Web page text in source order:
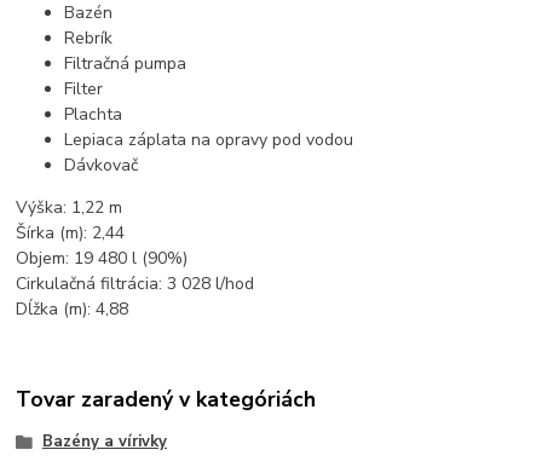
Bazén
Rebrík
Filtračná pumpa
Filter
Plachta
Lepiaca záplata na opravy pod vodou
Dávkovač
Výška: 1,22 m
Šírka (m): 2,44
Objem: 19 480 l (90%)
Cirkulačná filtrácia: 3 028 l/hod
Dĺžka (m): 4,88
Tovar zaradený v kategóriách
Bazény a vírivky